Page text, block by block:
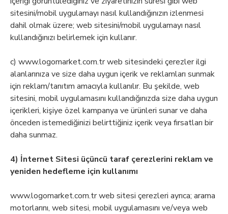
sitesini/mobil uygulamayı nasıl kullandığınızın izlenmesi
dahil olmak üzere; web sitesini/mobil uygulamayı nasıl
kullandığınızı belirlemek için kullanır.
c) www.logomarket.com.tr web sitesindeki çerezler ilgi
alanlarınıza ve size daha uygun içerik ve reklamları sunmak
için reklam/tanıtım amacıyla kullanılır. Bu şekilde, web
sitesini, mobil uygulamasını kullandığınızda size daha uygun
içerikleri, kişiye özel kampanya ve ürünleri sunar ve daha
önceden istemediğinizi belirttiğiniz içerik veya fırsatları bir
daha sunmaz.
4) İnternet Sitesi üçüncü taraf çerezlerini reklam ve
yeniden hedefleme için kullanımı
www.logomarket.com.tr web sitesi çerezleri ayrıca; arama
motorlarını, web sitesi, mobil uygulamasını ve/veya web